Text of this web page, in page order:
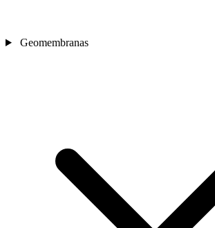
Geomembranas